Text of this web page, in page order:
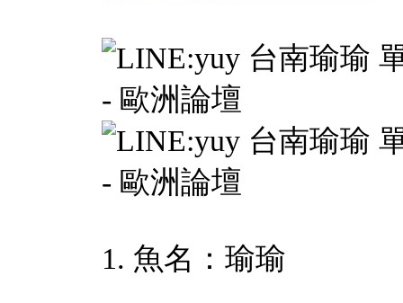
1. 魚名：瑜瑜